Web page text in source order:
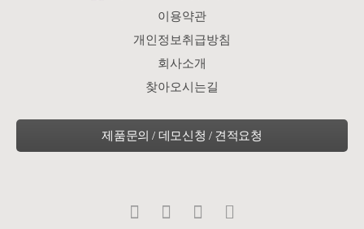
이용약관
개인정보취급방침
회사소개
찾아오시는길